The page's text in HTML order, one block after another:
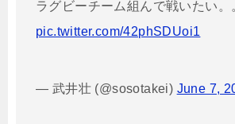
ラグビーチーム組んで戦いたい。
pic.twitter.com/42phSDUoi1
— 武井壮 (@sosotakei) June 7,